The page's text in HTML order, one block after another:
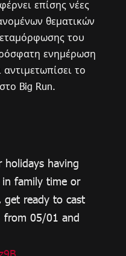
επίσης νέες
θεματικών
του
ενημέρωση
το
Big Run.
holidays having
family time or
get ready to cast
from 05/01 and